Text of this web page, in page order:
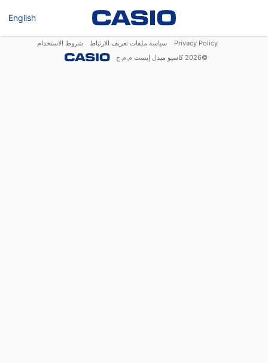
English
Privacy Policy سياسة ملفات تعريف الارتباط
شروط الاستخدام
©
2026 كاسيو ميدل إيست م.م.ح